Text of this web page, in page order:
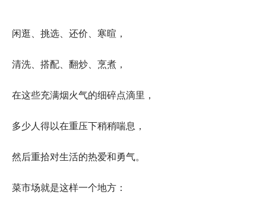
闲逛、挑选、还价、寒暄，
清洗、搭配、翻炒、烹煮，
在这些充满烟火气的细碎点滴里，
多少人得以在重压下稍稍喘息，
然后重拾对生活的热爱和勇气。
菜市场就是这样一个地方：